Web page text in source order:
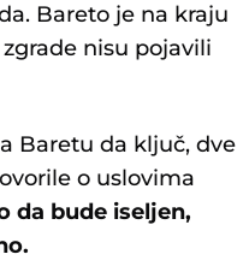
Bareto je na kraju
nisu pojavili
Baretu da ključ, dve
o uslovima
da bude iseljen,